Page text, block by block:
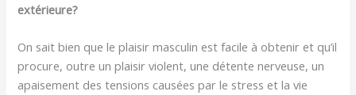
extérieure?
On sait bien que le plaisir masculin est facile à obtenir et qu’il
procure, outre un plaisir violent, une détente nerveuse, un
apaisement des tensions causées par le stress et la vie